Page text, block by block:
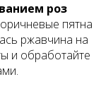
роз
пятна
ржавчина на
и обработайте